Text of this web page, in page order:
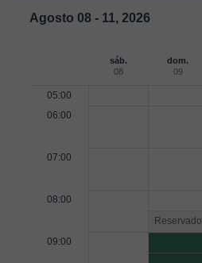
Agosto 08 - 11, 2026
sáb.
08
dom.
09
05:00
06:00
07:00
08:00
Reservado
09:00